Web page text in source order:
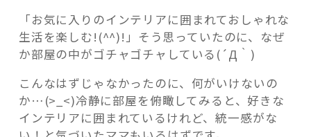
記事検索
「お気に入りのインテリアに囲まれておしゃれな
生活を楽しむ!(^^)!」そう思っていたのに、なぜ
か部屋の中がゴチャゴチャしている(´Д｀)
こんなはずじゃなかったのに、何がいけないの
か…(>_<)冷静に部屋を俯瞰してみると、好きな
インテリアに囲まれているけれど、統一感がな